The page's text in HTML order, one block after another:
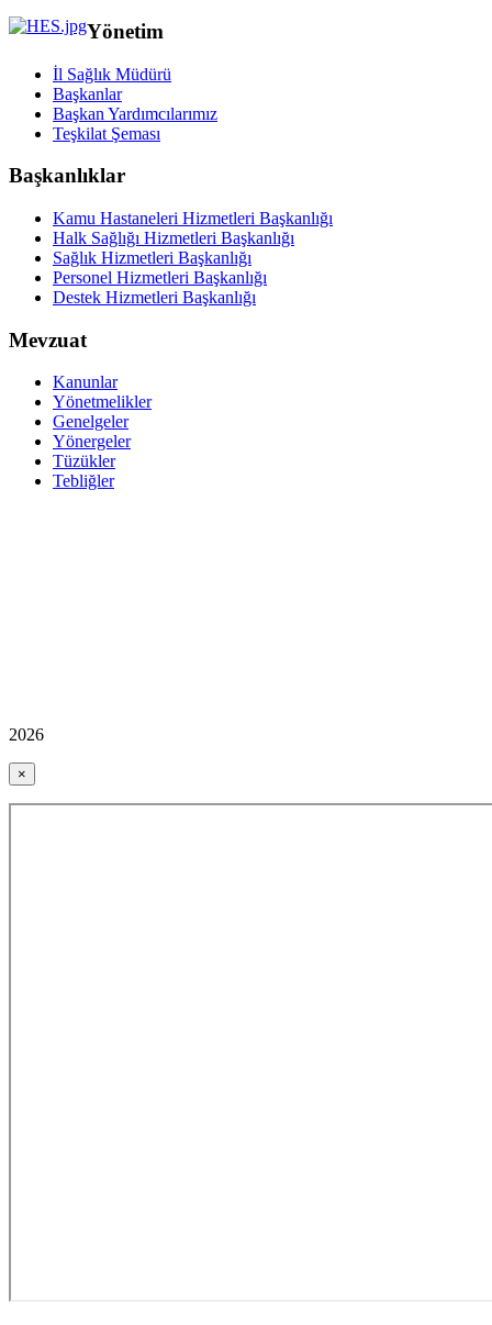
Yönetim
İl Sağlık Müdürü
Başkanlar
Başkan Yardımcılarımız
Teşkilat Şeması
Başkanlıklar
Kamu Hastaneleri Hizmetleri Başkanlığı
Halk Sağlığı Hizmetleri Başkanlığı
Sağlık Hizmetleri Başkanlığı
Personel Hizmetleri Başkanlığı
Destek Hizmetleri Başkanlığı
Mevzuat
Kanunlar
Yönetmelikler
Genelgeler
Yönergeler
Tüzükler
Tebliğler
2026
×